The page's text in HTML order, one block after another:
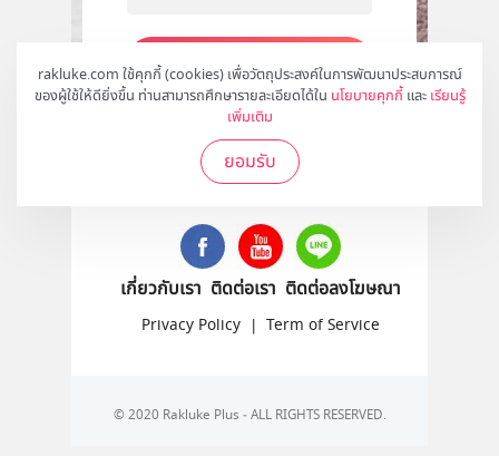
rakluke.com ใช้คุกกี้ (cookies) เพื่อวัตถุประสงค์ในการพัฒนาประสบการณ์
ของผู้ใช้ให้ดียิ่งขึ้น ท่านสามารถศึกษารายละเอียดได้ใน นโยบายคุกกี้ และ เรียนรู้
เพิ่มเติม
ยอมรับ
สมัคร
ติดตามเราได้ที่
เกี่ยวกับเรา ติดต่อเรา ติดต่อลงโฆษณา
Privacy Policy | Term of Service
© 2020 Rakluke Plus - ALL RIGHTS RESERVED.